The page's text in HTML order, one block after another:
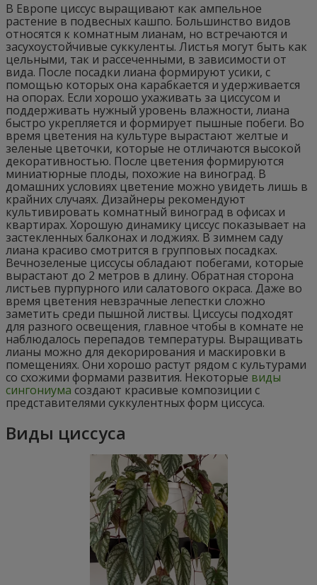
В Европе циссус выращивают как ампельное
растение в подвесных кашпо. Большинство видов
относятся к комнатным лианам, но встречаются и
засухоустойчивые суккуленты. Листья могут быть как
цельными, так и рассеченными, в зависимости от
вида. После посадки лиана формируют усики, с
помощью которых она карабкается и удерживается
на опорах. Если хорошо ухаживать за циссусом и
поддерживать нужный уровень влажности, лиана
быстро укрепляется и формирует пышные побеги. Во
время цветения на культуре вырастают желтые и
зеленые цветочки, которые не отличаются высокой
декоративностью. После цветения формируются
миниатюрные плоды, похожие на виноград. В
домашних условиях цветение можно увидеть лишь в
крайних случаях. Дизайнеры рекомендуют
культивировать комнатный виноград в офисах и
квартирах. Хорошую динамику циссус показывает на
застекленных балконах и лоджиях. В зимнем саду
лиана красиво смотрится в групповых посадках.
Вечнозеленые циссусы обладают побегами, которые
вырастают до 2 метров в длину. Обратная сторона
листьев пурпурного или салатового окраса. Даже во
время цветения невзрачные лепестки сложно
заметить среди пышной листвы. Циссусы подходят
для разного освещения, главное чтобы в комнате не
наблюдалось перепадов температуры. Выращивать
лианы можно для декорирования и маскировки в
помещениях. Они хорошо растут рядом с культурами
со схожими формами развития. Некоторые виды
сингониума создают красивые композиции с
представителями суккулентных форм циссуса.
Виды циссуса